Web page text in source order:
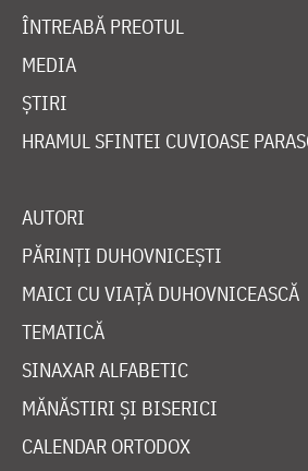
ÎNTREABĂ PREOTUL
MEDIA
ȘTIRI
HRAMUL SFINTEI CUVIOASE
AUTORI
PĂRINȚI DUHOVNICEȘTI
MAICI CU VIAȚĂ DUHOVNICEASCĂ
TEMATICĂ
SINAXAR ALFABETIC
MĂNĂSTIRI ȘI BISERICI
CALENDAR ORTODOX